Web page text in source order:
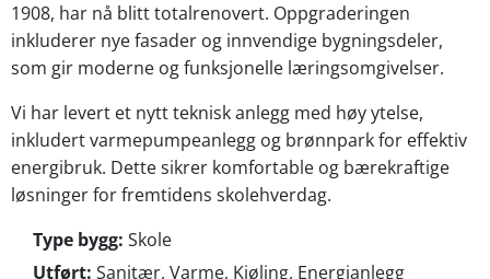
1908, har nå blitt totalrenovert. Oppgraderingen
inkluderer nye fasader og innvendige bygningsdeler,
som gir moderne og funksjonelle læringsomgivelser.
Vi har levert et nytt teknisk anlegg med høy ytelse,
inkludert varmepumpeanlegg og brønnpark for effektiv
energibruk. Dette sikrer komfortable og bærekraftige
løsninger for fremtidens skolehverdag.
Type bygg: Skole
Utført: Sanitær, Varme, Kjøling, Energianlegg